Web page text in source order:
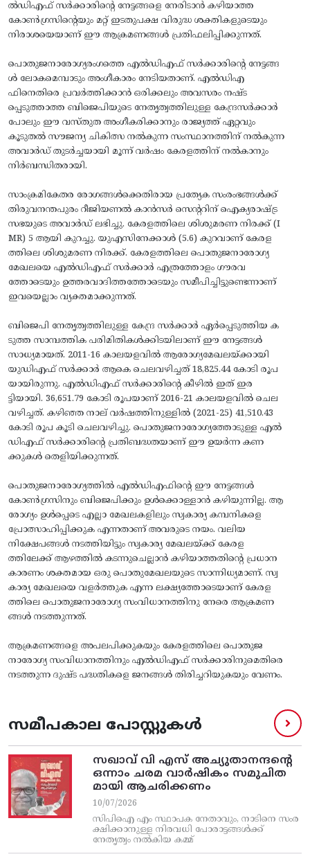
ൽഡിഎഫ് സർക്കാരിന്റെ നേട്ടങ്ങളെ നേരിടാൻ കഴിയാത്ത
കോൺഗ്രസിന്റെയും മറ്റ് ഇടതുപക്ഷ വിരുദ്ധ ശക്തികളുടെയും
നിരാശയെയാണ് ഈ ആക്രമണങ്ങൾ പ്രതിഫലിപ്പിക്കുന്നത്.
പൊതുജനാരോഗ്യരംഗത്തെ എൽഡിഎഫ് സർക്കാരിന്റെ നേട്ടങ്ങ
ൾ ലോകമെമ്പാടും അംഗീകാരം നേടിയതാണ്. എൽഡിഎ
ഫിനെതിരെ പ്രവർത്തിക്കാൻ ഒരിക്കലും അവസരം നഷ്ട
പ്പെടുത്താത്ത ബിജെപിയുടെ നേതൃത്വത്തിലുള്ള കേന്ദ്രസർക്കാർ
പോലും ഈ വസ്തുത അംഗീകരിക്കാനും രാജ്യത്ത് ഏറ്റവും
കൂടുതൽ സൗജന്യ ചികിത്സ നൽകുന്ന സംസ്ഥാനത്തിന് നൽകുന്ന
അവാർഡ് തുടർച്ചയായി മൂന്ന് വർഷം കേരളത്തിന് നൽകാനും
നിർബന്ധിതരായി.
സാംക്രമികേതര രോഗങ്ങൾക്കെതിരായ പ്രത്യേക സംരംഭങ്ങൾക്ക്
തിരുവനന്തപുരം റീജിയണൽ കാൻസർ സെന്ററിന് ഐക്യരാഷ്ട്ര
സഭയുടെ അവാർഡ് ലഭിച്ചു. കേരളത്തിലെ ശിശുമരണ നിരക്ക് (I
MR) 5 ആയി കുറച്ചു. യുഎസിനേക്കാൾ (5.6) കുറവാണ് കേരള
ത്തിലെ ശിശുമരണ നിരക്ക്. കേരളത്തിലെ പൊതുജനാരോഗ്യ
മേഖലയെ എൽഡിഎഫ് സർക്കാർ എത്രത്തോളം ഗൗരവ
ത്തോടെയും ഉത്തരവാദിത്തത്തോടെയും സമീപിച്ചിട്ടുണ്ടെന്നാണ്
ഇവയെല്ലാം വ്യക്തമാക്കുന്നത്.
ബിജെപി നേതൃത്വത്തിലുള്ള കേന്ദ്ര സർക്കാർ ഏർപ്പെടുത്തിയ ക
ടുത്ത സാമ്പത്തിക പരിമിതികൾക്കിടയിലാണ് ഈ നേട്ടങ്ങൾ
സാധ്യമായത്. 2011-16 കാലയളവിൽ ആരോഗ്യമേഖലയ്ക്കായി
യുഡിഎഫ് സർക്കാർ ആകെ ചെലവഴിച്ചത് 18,825.44 കോടി രൂപ
യായിരുന്നു. എൽഡിഎഫ് സർക്കാരിന്റെ കീഴിൽ ഇത് ഇര
ട്ടിയായി. 36,651.79 കോടി രൂപയാണ് 2016-21 കാലയളവിൽ ചെല
വഴിച്ചത്. കഴിഞ്ഞ നാല് വർഷത്തിനുള്ളിൽ (2021-25) 41,510.43
കോടി രൂപ കൂടി ചെലവഴിച്ചു. പൊതുജനാരോഗ്യത്തോടുള്ള എൽ
ഡിഎഫ് സർക്കാരിന്റെ പ്രതിബദ്ധതയാണ് ഈ ഉയർന്ന കണ
ക്കുകൾ തെളിയിക്കുന്നത്.
പൊതുജനാരോഗ്യത്തിൽ എൽഡിഎഫിന്റെ ഈ നേട്ടങ്ങൾ
കോൺഗ്രസിനും ബിജെപിക്കും ഉൾക്കൊള്ളാൻ കഴിയുന്നില്ല. ആ
രോഗ്യം ഉൾപ്പെടെ എല്ലാ മേഖലകളിലും സ്വകാര്യ കമ്പനികളെ
പ്രോത്സാഹിപ്പിക്കുക എന്നതാണ് അവരുടെ നയം. വലിയ
നിക്ഷേപങ്ങൾ നടത്തിയിട്ടും സ്വകാര്യ മേഖലയ്ക്ക് കേരള
ത്തിലേക്ക് ആഴത്തിൽ കടന്നുചെല്ലാൻ കഴിയാത്തതിന്റെ പ്രധാന
കാരണം ശക്തമായ ഒരു പൊതുമേഖലയുടെ സാന്നിധ്യമാണ്. സ്വ
കാര്യ മേഖലയെ വളർത്തുക എന്ന ലക്ഷ്യത്തോടെയാണ് കേരള
ത്തിലെ പൊതുജനാരോഗ്യ സംവിധാനത്തിനു നേരെ ആക്രമണ
ങ്ങൾ നടത്തുന്നത്.
ആക്രമണങ്ങളെ അപലപിക്കുകയും കേരളത്തിലെ പൊതുജ
നാരോഗ്യ സംവിധാനത്തിനും എൽഡിഎഫ് സർക്കാരിനുമെതിരെ
നടത്തുന്ന ദുഷ്ട പദ്ധതികളെ ജനങ്ങൾ തിരിച്ചറിയുകയും വേണം.
സമീപകാല പോസ്റ്റുകൾ
സഖാവ് വി എസ്‌ അച്യുതാനന്ദന്റെ
ഒന്നാം ചരമ വാര്‍ഷികം സമുചിത
മായി ആചരിക്കണം
10/07/2026
സിപിഐ എം സ്ഥാപക നേതാവും, നാടിനെ സംര
ക്ഷിക്കാനുള്ള നിരവധി പോരാട്ടങ്ങള്‍ക്ക്‌
നേതൃത്വം നല്‍കിയ കമ്മ്